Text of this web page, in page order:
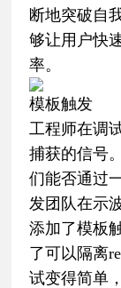
断地突破自
够让用户快
率。
模板触发
工程师在调
捕获的信号
们能否通过
发团队在示
添加了模板
了可以隔离
试变得简单